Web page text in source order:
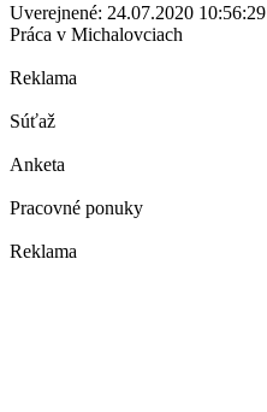
Uverejnené: 24.07.2020 10:56:29
Práca v Michalovciach
Reklama
Súťaž
Anketa
Pracovné ponuky
Reklama